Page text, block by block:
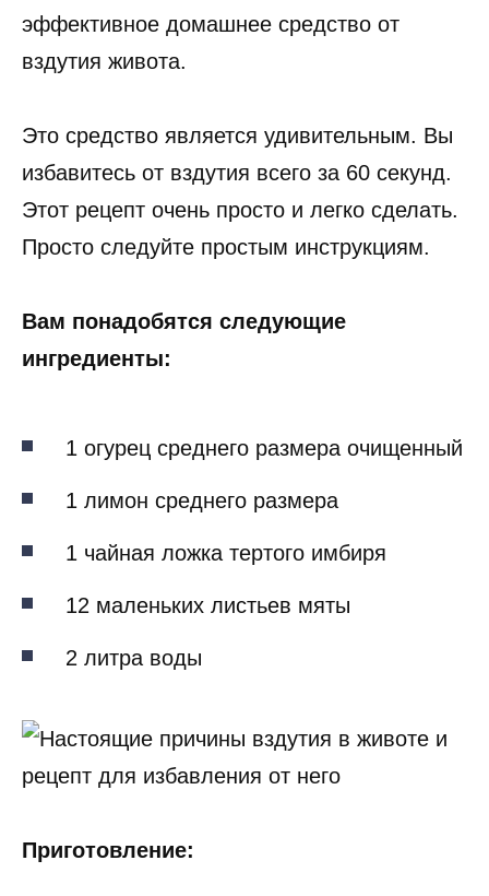
эффективное домашнее средство от
вздутия живота.
Это средство является удивительным. Вы
избавитесь от вздутия всего за 60 секунд.
Этот рецепт очень просто и легко сделать.
Просто следуйте простым инструкциям.
Вам понадобятся следующие
ингредиенты:
1 огурец среднего размера очищенный
1 лимон среднего размера
1 чайная ложка тертого имбиря
12 маленьких листьев мяты
2 литра воды
Приготовление: